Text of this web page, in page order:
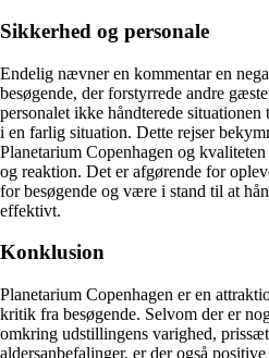
Sikkerhed og personale
Endelig nævner en kommentar en
besøgende, der forstyrrede andre
personalet ikke håndterede
i en farlig situation. Dette rejser
Planetarium Copenhagen og
og reaktion. Det er afgørende for
for besøgende og være i stand til at
effektivt.
Konklusion
Planetarium Copenhagen er en
kritik fra besøgende. Selvom der er
omkring udstillingens varighed,
aldersanbefalinger, er der også